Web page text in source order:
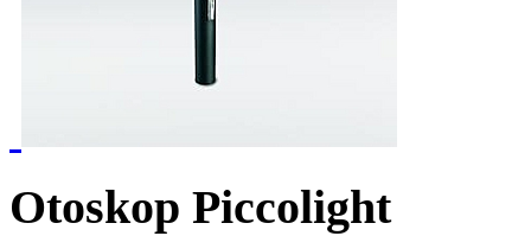
Otoskop Piccolight